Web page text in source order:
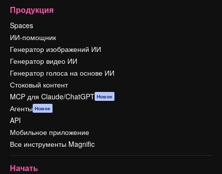
Продукция
Spaces
ИИ-помощник
Генератор изображений ИИ
Генератор видео ИИ
Генератор голоса на основе ИИ
Стоковый контент
MCP для Claude/ChatGPT Новое
Агенты Новое
API
Мобильное приложение
Все инструменты Magnific
Начать